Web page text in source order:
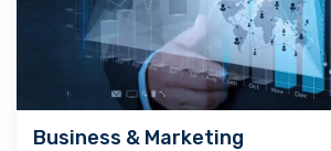
Business & Marketing